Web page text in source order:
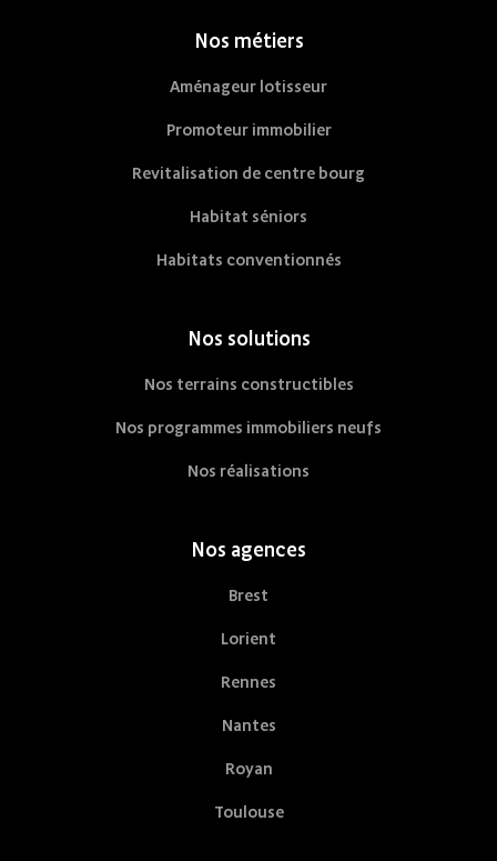
Nos métiers
Aménageur lotisseur
Promoteur immobilier
Revitalisation de centre bourg
Habitat séniors
Habitats conventionnés
Nos solutions
Nos terrains constructibles
Nos programmes immobiliers neufs
Nos réalisations
Nos agences
Brest
Lorient
Rennes
Nantes
Royan
Toulouse